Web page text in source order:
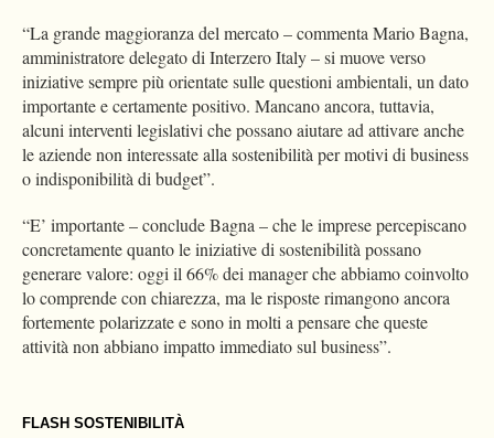
FLASH SOSTENIBILITÀ
“La grande maggioranza del mercato – commenta Mario Bagna,
amministratore delegato di Interzero Italy – si muove verso
iniziative sempre più orientate sulle questioni ambientali, un dato
importante e certamente positivo. Mancano ancora, tuttavia,
alcuni interventi legislativi che possano aiutare ad attivare anche
le aziende non interessate alla sostenibilità per motivi di business
o indisponibilità di budget”.
“E’ importante – conclude Bagna – che le imprese percepiscano
concretamente quanto le iniziative di sostenibilità possano
generare valore: oggi il 66% dei manager che abbiamo coinvolto
lo comprende con chiarezza, ma le risposte rimangono ancora
fortemente polarizzate e sono in molti a pensare che queste
attività non abbiano impatto immediato sul business”.